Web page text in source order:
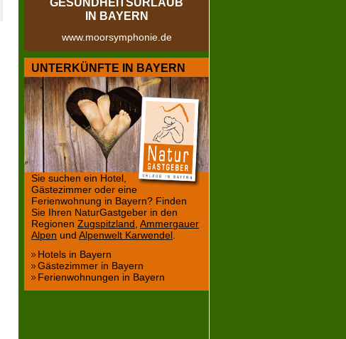
GESUNDHEITSURLAUB
IN BAYERN
www.moorsymphonie.de
UNTERKÜNFTE IN BAYERN
Sie suchen ein Hotel,
Gästezimmer oder eine
Ferienwohnung in Bayern? Finden
Sie Ihren NaturGastgeber in den
Regionen Zugspitzland , Ammergauer
Alpen und Alpenwelt Karwendel .
Hotels in Bayern
Gästezimmer in Bayern
Ferienwohnungen in Bayern